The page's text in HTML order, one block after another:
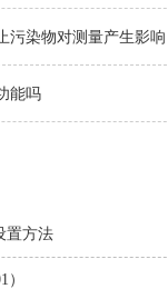
污染物对测量产生影响
能吗
置方法